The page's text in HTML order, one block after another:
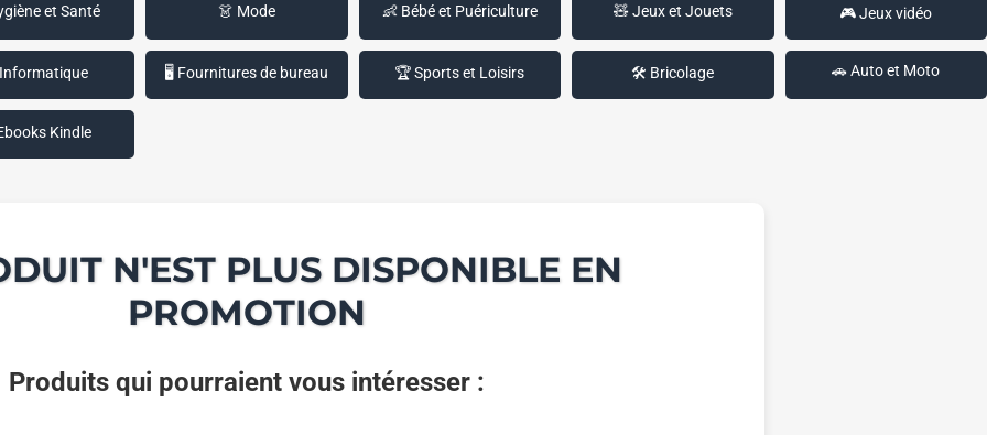
et Santé 👗 Mode 👶 Bébé et Puériculture 🧸 Jeux et Jouets 🎮 Jeux vidéo
🖥️ Fournitures de bureau 🏆 Sports et Loisirs 🛠️ Bricolage 🚗 Auto et Moto
Kindle
N'EST PLUS DISPONIBLE EN
PROMOTION
Produits qui pourraient vous intéresser :